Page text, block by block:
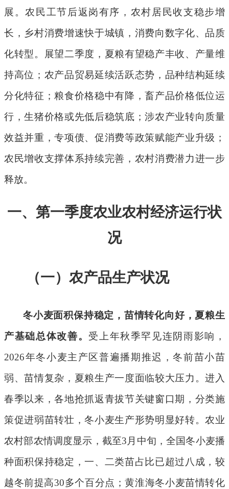
展。农民工节后返岗有序，农村居民收支稳步增
长，乡村消费增速快于城镇，消费向数字化、品质
化转型。展望二季度，夏粮有望稳产丰收、产量维
持高位；农产品贸易延续活跃态势，品种结构延续
分化特征；粮食价格稳中有降，畜产品价格低位运
行，生猪价格或先低后稳筑底；涉农产业转向质量
效益并重，专项债、促消费等政策赋能产业升级；
农民增收支撑体系持续完善，农村消费潜力进一步
释放。
一、第一季度农业农村经济运行状
况
（一）农产品生产状况
冬小麦面积保持稳定，苗情转化向好，夏粮生
产基础总体改善。 受上年秋季罕见连阴雨影响，
2026年冬小麦主产区普遍播期推迟，冬前苗小苗
弱、苗情复杂，夏粮生产一度面临较大压力。进入
春季以来，各地抢抓返青拔节关键窗口期，分类施
策促进弱苗转壮，冬小麦生产形势明显好转。农业
农村部农情调度显示，截至3 月中旬，全国冬小麦播
种面积保持稳定，一、二类苗占比已超过八成，较
越冬前提高30多个百分点；黄淮海冬小麦苗情转化